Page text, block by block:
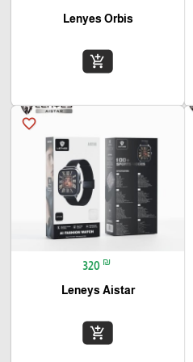
Lenyes Orbis
add_shopping_cart
favorite_border
320 ₪
Leneys Aistar
add_shopping_cart